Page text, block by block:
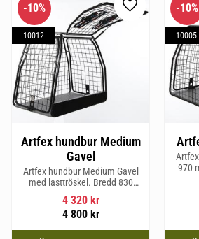
Artfex hundbur Medium
Gavel
Artfex hundbur Medium Gavel
med lasttröskel. Bredd 830
mm, Höjd 675 mm, Djup 495
mm och Vikt 20,1 kg.
4 320kr
4 800kr
10%
10012
Lägg till i
970
10%
10005